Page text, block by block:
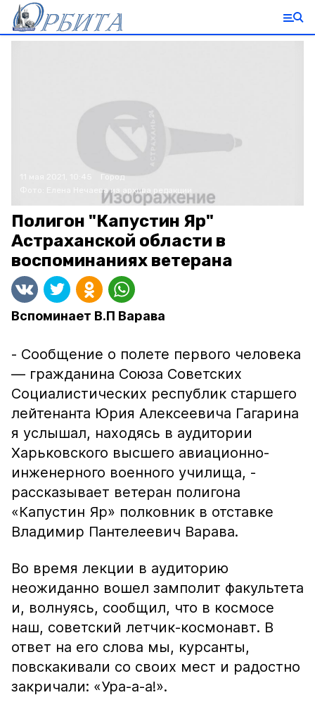
Город
Елена Нечаева из архива редакции
Полигон "Капустин Яр"
Астраханской области в
воспоминаниях ветерана
Вспоминает В.П Варава
- Сообщение о полете первого человека
— гражданина Союза Советских
Социалистических республик старшего
лейтенанта Юрия Алексеевича Гагарина
я услышал, находясь в аудитории
Харьковского высшего авиационно-
инженерного военного училища, -
рассказывает ветеран полигона
«Капустин Яр» полковник в отставке
Владимир Пантелеевич Варава.
Во время лекции в аудиторию
неожиданно вошел замполит факультета
и, волнуясь, сообщил, что в космосе
наш, советский летчик-космонавт. В
ответ на его слова мы, курсанты,
повскакивали со своих мест и радостно
закричали: «Ура-а-а!».